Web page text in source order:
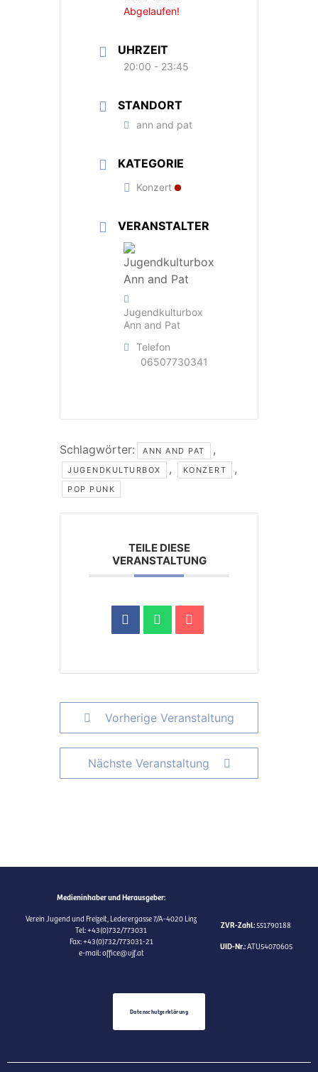
Abgelaufen!
UHRZEIT
20:00 - 23:45
STANDORT
ann and pat
KATEGORIE
Konzert
VERANSTALTER
Jugendkulturbox
Ann and Pat
Telefon
06507730341
Schlagwörter: ANN AND PAT ,
JUGENDKULTURBOX , KONZERT ,
POP PUNK
TEILE DIESE
VERANSTALTUNG
Vorherige Veranstaltung
Nächste Veranstaltung
Medieninhaber und Herausgeber:
Verein Jugend und Freizeit, Lederergasse 7/A-4020 Linz
Tel: +43(0)732/773031
Fax: +43(0)732/773031-21
e-mail: office@vjf.at
ZVR-Zahl: 551790188
UID-Nr.:ATU54070605
Datenschutzerklärung